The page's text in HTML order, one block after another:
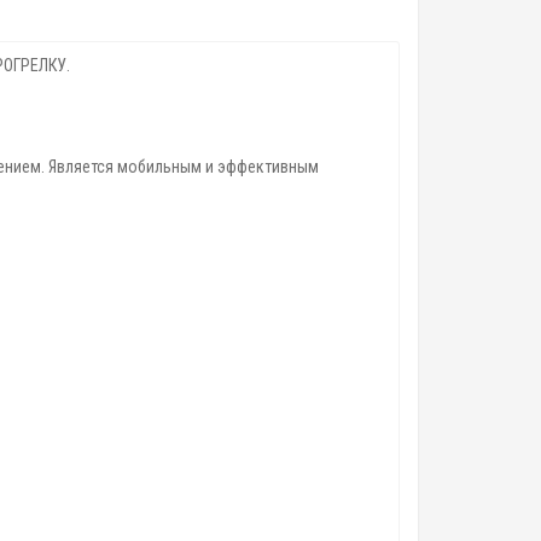
Является мобильным и эффективным